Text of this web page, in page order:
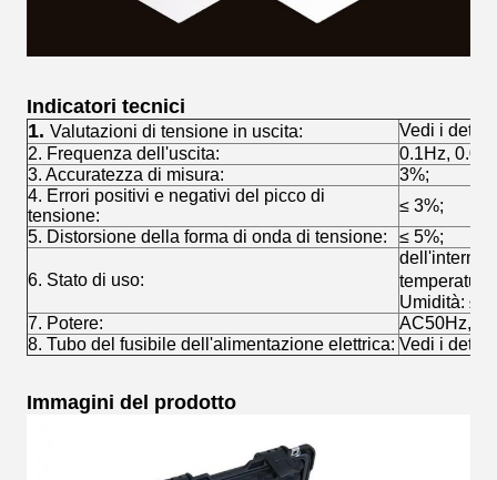
Indicatori tecnici
1. Valutazioni di tensione in uscita:
Vedi i
2. Frequenza dell'uscita:
0.1Hz,
3. Accuratezza di misura:
3%;
4. Errori positivi e negativi del picco di
tensione:
≤ 3%;
5. Distorsione della forma di onda di tensione:
≤ 5%;
6. Stato di uso:
dell'interno
Umidità: ≤
7. Potere:
AC50Hz,
8. Tubo del fusibile dell'alimentazione elettrica: Vedi i
Immagini del prodotto